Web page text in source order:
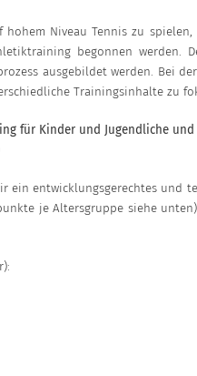
hohem Niveau Tennis zu
begonnen
ausgebildet werden. Bei
Trainingsinhalte zu
für Kinder und Jugendliche
ein entwicklungsgerechtes
je Altersgruppe siehe